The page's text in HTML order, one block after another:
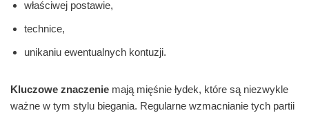
właściwej postawie,
technice,
unikaniu ewentualnych kontuzji.
Kluczowe znaczenie mają mięśnie łydek, które są niezwykle
ważne w tym stylu biegania. Regularne wzmacnianie tych partii